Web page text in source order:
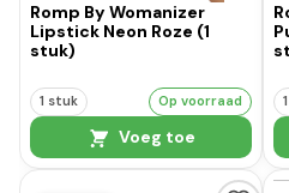
Romp By Womanizer
Lipstick Neon Roze (1
stuk)
1 stuk Op voorraad
Voeg toe